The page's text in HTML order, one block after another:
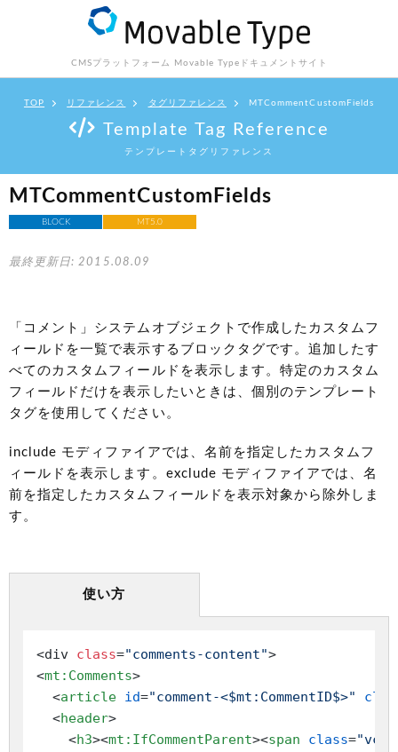
CMSプラットフォーム Movable Type ドキュメントサイト
TOP リファレンス タグリファレンス MTCommentCustomFields
Template Tag Reference
テンプレートタグリファレンス
MTCommentCustomFields
BLOCK MT5.0
最終更新日: 2015.08.09
「コメント」システムオブジェクトで作成したカスタムフ
ィールドを一覧で表示するブロックタグです。追加したす
べてのカスタムフィールドを表示します。特定のカスタム
フィールドだけを表示したいときは、個別のテンプレート
タグを使用してください。
include モディファイアでは、名前を指定したカスタムフ
ィールドを表示します。exclude モディファイアでは、名
前を指定したカスタムフィールドを表示対象から除外しま
す。
使い方
<div class="comments-content"
<mt:Comments>
<article id="comment-<$mt:CommentID$>"
<header>
<h3><mt:IfCommentParent><span class=